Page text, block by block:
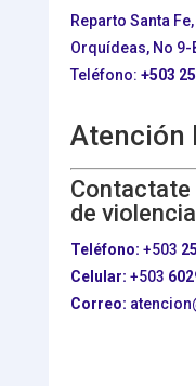
Reparto Santa
Orquídeas, No 9-
Teléfono: +503
Atención
Contactate
de
Teléfono: +503
Celular: +503
Correo: